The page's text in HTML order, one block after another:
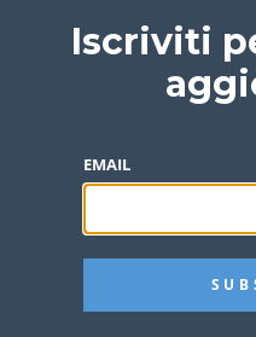
Iscriviti
EMAIL